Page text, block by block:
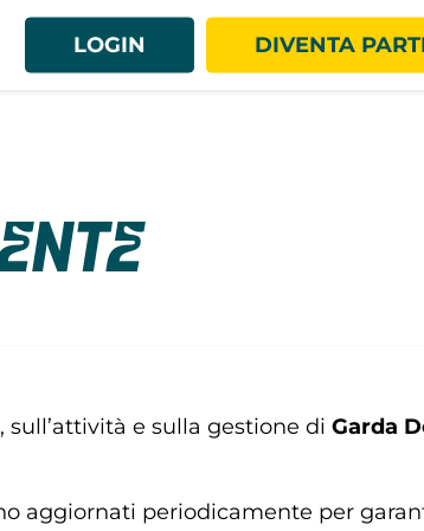
LOGIN DIVENTA
e sulla gestione di Garda
aggiornati periodicamente per